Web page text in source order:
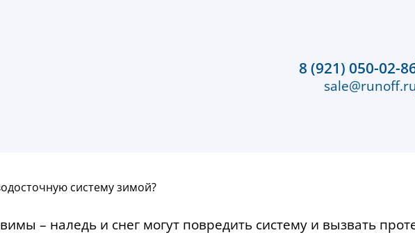
8 (921) 050-02-
sale@runoff.ru
систему зимой?
– наледь и снег могут повредить систему и вызвать